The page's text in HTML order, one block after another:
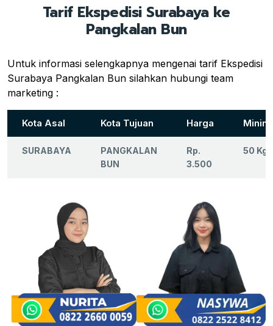
Tarif Ekspedisi Surabaya ke
Pangkalan Bun
Untuk informasi selengkapnya mengenai tarif Ekspedisi
Surabaya Pangkalan Bun silahkan hubungi team
marketing :
Kota Asal Kota Tujuan Harga
SURABAYA
PANGKALAN
BUN
Rp.
3.500
50 Kg